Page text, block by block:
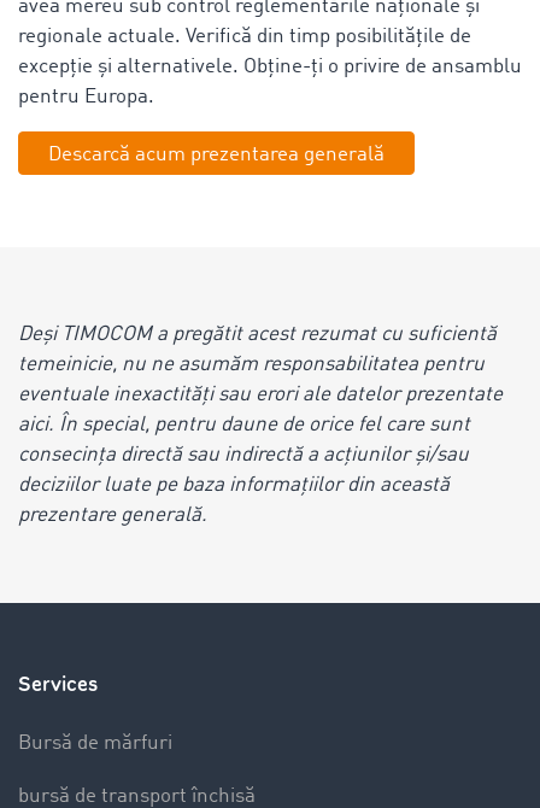
avea mereu sub control reglementările naționale și
regionale actuale. Verifică din timp posibilitățile de
excepție și alternativele. Obține-ți o privire de ansamblu
pentru Europa.
Descarcă acum prezentarea generală
Deși TIMOCOM a pregătit acest rezumat cu suficientă
temeinicie, nu ne asumăm responsabilitatea pentru
eventuale inexactități sau erori ale datelor prezentate
aici. În special, pentru daune de orice fel care sunt
consecința directă sau indirectă a acțiunilor și/sau
deciziilor luate pe baza informațiilor din această
prezentare generală.
Services
Bursă de mărfuri
bursă de transport închisă